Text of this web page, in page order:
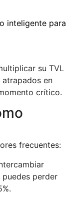
inteligente para
su TVL
en
crítico.
frecuentes:
puedes perder